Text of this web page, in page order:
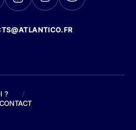
?
/
CONTACT